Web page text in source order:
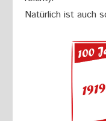
Natürlich ist auch